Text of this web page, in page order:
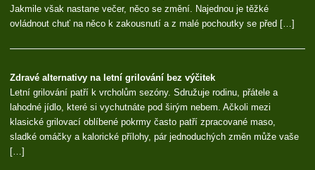
Jakmile však nastane večer, něco se změní. Najednou je těžké
ovládnout chuť na něco k zakousnutí a z malé pochoutky se před […]
Zdravé alternativy na letní grilování bez výčitek
Letní grilování patří k vrcholům sezóny. Sdružuje rodinu, přátele a
lahodné jídlo, které si vychutnáte pod širým nebem. Ačkoli mezi
klasické grilovací oblíbené pokrmy často patří zpracované maso,
sladké omáčky a kalorické přílohy, pár jednoduchých změn může vaše
[…]